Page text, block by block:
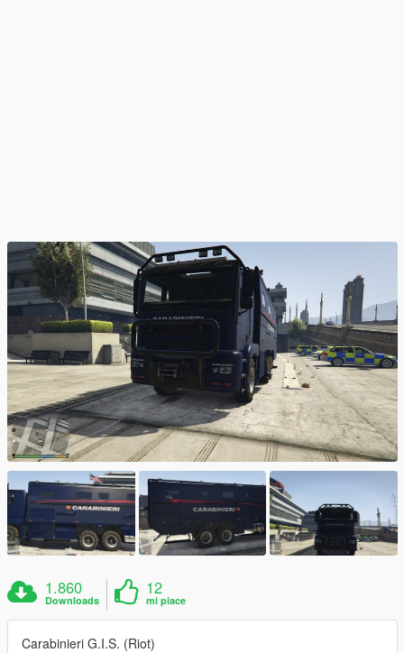
1.860
Downloads
12
mi piace
Carabinieri G.I.S. (Riot)